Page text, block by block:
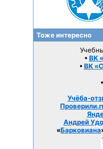
Тоже интересно
• ВК
• ВК
•
Учёба-
Андрей
«Барковиана